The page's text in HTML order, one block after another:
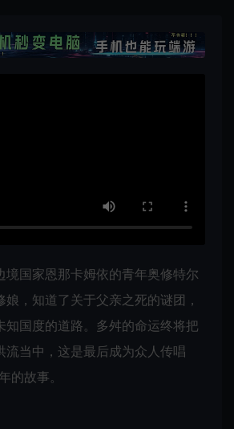
境国家恩那卡姆依的青年奥修特尔
娘，知道了关于父亲之死的谜团，
知国度的道路。多舛的命运终将把
流当中，这是最后成为众人传唱
的故事。